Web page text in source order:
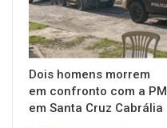
Dois homens morrem
em confronto com a PM
em Santa Cruz Cabrália